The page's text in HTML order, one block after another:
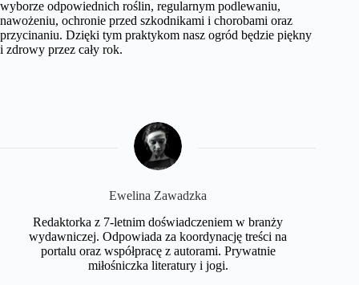
wyborze odpowiednich roślin, regularnym podlewaniu,
nawożeniu, ochronie przed szkodnikami i chorobami oraz
przycinaniu. Dzięki tym praktykom nasz ogród będzie piękny
i zdrowy przez cały rok.
Ewelina Zawadzka
Redaktorka z 7-letnim doświadczeniem w branży
wydawniczej. Odpowiada za koordynację treści na
portalu oraz współpracę z autorami. Prywatnie
miłośniczka literatury i jogi.